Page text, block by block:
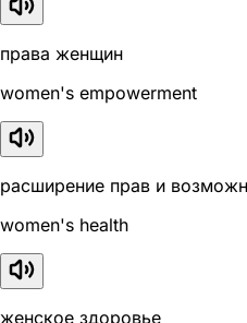
права женщин
women's empowerment
расширение прав и
women's health
женское здоровье